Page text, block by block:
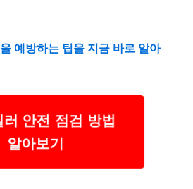
예방하는 팁을 지금 바로 알아
안전 점검 방법
알아보기